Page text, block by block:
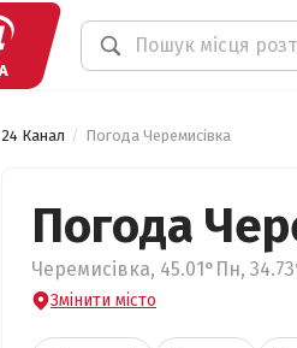
24 Канал Погода Черемисівка
Погода
Черемисівка, 45.01°Пн,
Змінити місто